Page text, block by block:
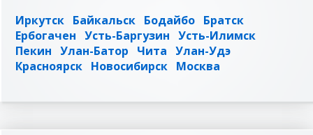
Иркутск Байкальск Бодайбо Братск
Ербогачен Усть-Баргузин Усть-Илимск
Пекин Улан-Батор Чита Улан-Удэ
Красноярск Новосибирск Москва